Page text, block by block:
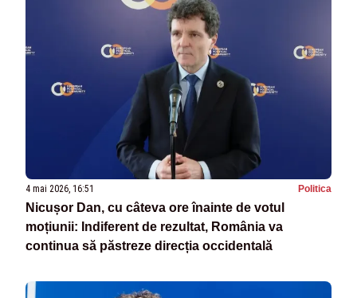
4 mai 2026, 16:51 Politica
Nicușor Dan, cu câteva ore înainte de votul
moțiunii: Indiferent de rezultat, România va
continua să păstreze direcția occidentală